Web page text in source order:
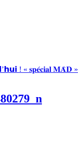
! « 𝐬𝐩𝐞́𝐜𝐢𝐚𝐥 𝐌𝐀̀𝐃 »